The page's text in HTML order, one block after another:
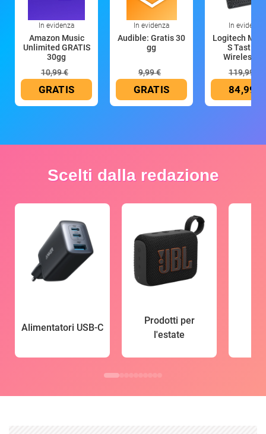
In evidenza
Amazon Music
Unlimited GRATIS
30gg
10,99 €
GRATIS
In evidenza
Audible: Gratis 30
gg
9,99 €
GRATIS
In evidenza
Logitech MX
S Tastiera
Wireless
119,99 €
84,99 €
Scelti dalla redazione
Alimentatori USB-C
Prodotti per
l'estate